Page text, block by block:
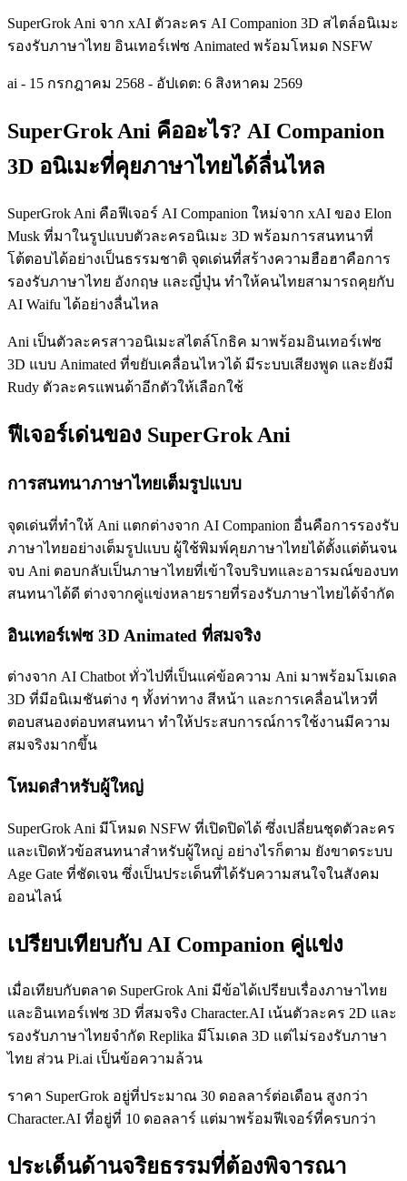
SuperGrok Ani จาก xAI ตัวละคร AI Companion 3D สไตล์อนิเมะ
รองรับภาษาไทย อินเทอร์เฟซ Animated พร้อมโหมด NSFW
ai - 15 กรกฎาคม 2568 - อัปเดต: 6 สิงหาคม 2569
SuperGrok Ani คืออะไร? AI Companion
3D อนิเมะที่คุยภาษาไทยได้ลื่นไหล
SuperGrok Ani คือฟีเจอร์ AI Companion ใหม่จาก xAI ของ Elon
Musk ที่มาในรูปแบบตัวละครอนิเมะ 3D พร้อมการสนทนาที่
โต้ตอบได้อย่างเป็นธรรมชาติ จุดเด่นที่สร้างความฮือฮาคือการ
รองรับภาษาไทย อังกฤษ และญี่ปุ่น ทำให้คนไทยสามารถคุยกับ
AI Waifu ได้อย่างลื่นไหล
Ani เป็นตัวละครสาวอนิเมะสไตล์โกธิค มาพร้อมอินเทอร์เฟซ
3D แบบ Animated ที่ขยับเคลื่อนไหวได้ มีระบบเสียงพูด และยังมี
Rudy ตัวละครแพนด้าอีกตัวให้เลือกใช้
ฟีเจอร์เด่นของ SuperGrok Ani
การสนทนาภาษาไทยเต็มรูปแบบ
จุดเด่นที่ทำให้ Ani แตกต่างจาก AI Companion อื่นคือการรองรับ
ภาษาไทยอย่างเต็มรูปแบบ ผู้ใช้พิมพ์คุยภาษาไทยได้ตั้งแต่ต้นจน
จบ Ani ตอบกลับเป็นภาษาไทยที่เข้าใจบริบทและอารมณ์ของบท
สนทนาได้ดี ต่างจากคู่แข่งหลายรายที่รองรับภาษาไทยได้จำกัด
อินเทอร์เฟซ 3D Animated ที่สมจริง
ต่างจาก AI Chatbot ทั่วไปที่เป็นแค่ข้อความ Ani มาพร้อมโมเดล
3D ที่มีอนิเมชันต่าง ๆ ทั้งท่าทาง สีหน้า และการเคลื่อนไหวที่
ตอบสนองต่อบทสนทนา ทำให้ประสบการณ์การใช้งานมีความ
สมจริงมากขึ้น
โหมดสำหรับผู้ใหญ่
SuperGrok Ani มีโหมด NSFW ที่เปิดปิดได้ ซึ่งเปลี่ยนชุดตัวละคร
และเปิดหัวข้อสนทนาสำหรับผู้ใหญ่ อย่างไรก็ตาม ยังขาดระบบ
Age Gate ที่ชัดเจน ซึ่งเป็นประเด็นที่ได้รับความสนใจในสังคม
ออนไลน์
เปรียบเทียบกับ AI Companion คู่แข่ง
เมื่อเทียบกับตลาด SuperGrok Ani มีข้อได้เปรียบเรื่องภาษาไทย
และอินเทอร์เฟซ 3D ที่สมจริง Character.AI เน้นตัวละคร 2D และ
รองรับภาษาไทยจำกัด Replika มีโมเดล 3D แต่ไม่รองรับภาษา
ไทย ส่วน Pi.ai เป็นข้อความล้วน
ราคา SuperGrok อยู่ที่ประมาณ 30 ดอลลาร์ต่อเดือน สูงกว่า
Character.AI ที่อยู่ที่ 10 ดอลลาร์ แต่มาพร้อมฟีเจอร์ที่ครบกว่า
ประเด็นด้านจริยธรรมที่ต้องพิจารณา